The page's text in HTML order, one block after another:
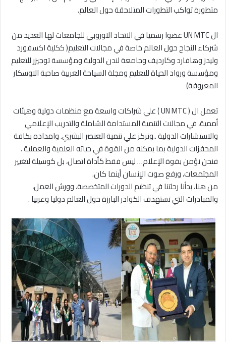
متطورة تواكب التطورات المتلاحقة حول العالم.
ال UN MTC عضوا رسميا في الاتحاد الاوروبي للجامعات لها العديد من
شركاء النجاح حول العالم خاصة في مجالات التعليم( ككلية اكسفورد
وليدز وهافارد وكارديف وجامعة لندن الدولية ومؤسسة توجيزر للتعليم
ومؤسسة ورواد الحياة للتعليم ومجلة السياحة العربية صاحبة الاوسكار
المعروفة)
تعمل ال ( UN MTC ) علي شراكات واسعة مع منظمات دولية وهيئات
أممية، في مجالات التنمية المستدامة الشاملة والتدريب الإعلامي
والاستشارات الدولية ..وتركز علي تنمية العنصر البشري. وامداده بكافة
المحفزات الدولية بما يمكنه من القوة في حياته العلمية والعملية .
فنحن نؤمن بقوة الإعلام… ليس فقط كأداة اتصال، بل كوسيلة لتغيير
المجتمعات، ورفع صوت الإنسان أينما كان.
من هنا، بدأنا رحلتنا في تنظيم الدورات المتخصصة، وورش العمل،
والمبادرات التي تستهدف الكوادر البارزة حول العالم دوليا وعربيا .